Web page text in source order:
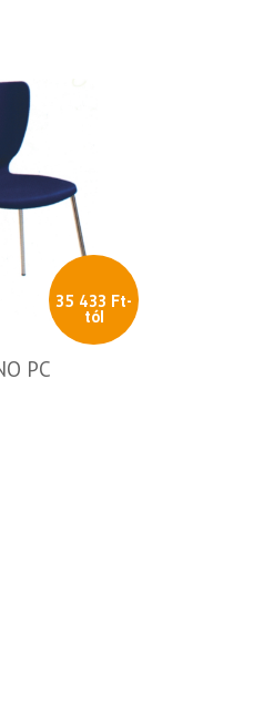
35 433 Ft-
tól
PC